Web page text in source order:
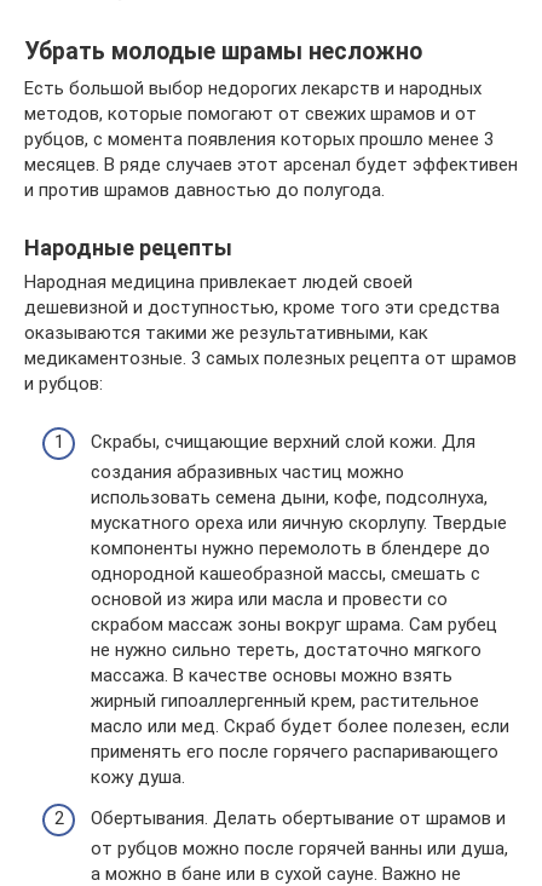
Убрать молодые шрамы несложно
Есть большой выбор недорогих лекарств и народных
методов, которые помогают от свежих шрамов и от
рубцов, с момента появления которых прошло менее 3
месяцев. В ряде случаев этот арсенал будет эффективен
и против шрамов давностью до полугода.
Народные рецепты
Народная медицина привлекает людей своей
дешевизной и доступностью, кроме того эти средства
оказываются такими же результативными, как
медикаментозные. 3 самых полезных рецепта от шрамов
и рубцов:
Скрабы, счищающие верхний слой кожи. Для
создания абразивных частиц можно
использовать семена дыни, кофе, подсолнуха,
мускатного ореха или яичную скорлупу. Твердые
компоненты нужно перемолоть в блендере до
однородной кашеобразной массы, смешать с
основой из жира или масла и провести со
скрабом массаж зоны вокруг шрама. Сам рубец
не нужно сильно тереть, достаточно мягкого
массажа. В качестве основы можно взять
жирный гипоаллергенный крем, растительное
масло или мед. Скраб будет более полезен, если
применять его после горячего распаривающего
кожу душа.
Обертывания. Делать обертывание от шрамов и
от рубцов можно после горячей ванны или душа,
а можно в бане или в сухой сауне. Важно не